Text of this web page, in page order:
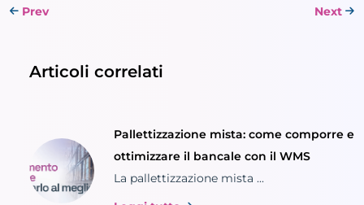
Prev Next
Articoli correlati
Pallettizzazione mista: come comporre e
ottimizzare il bancale con il WMS
La pallettizzazione mista ...